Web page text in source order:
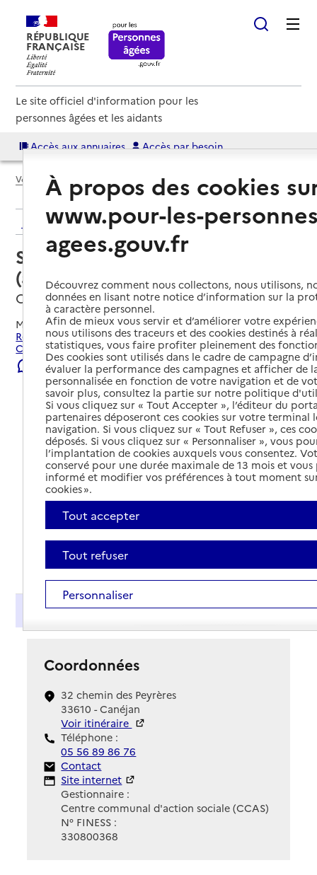
RÉPUBLIQUE
FRANÇAISE
Le site officiel d'information pour les
personnes âgées et les aidants
Accès aux annuaires Accès par besoin
Voir le fil d’Ariane
Retour aux résultats de l'annuaire
Service autonomie à domicile
(aide) – Services du CCAS
Canéjan, GIRONDE
Mis à jour le22/07/2026
Rechercher les établissements et services autour de
Canéjan.
Signaler une erreur
Présentation
Coordonnées
32 chemin des Peyrères
33610 - Canéjan
Voir itinéraire
Téléphone :
05 56 89 86 76
Contact
Contact
Site Internet
Site internet
Gestionnaire :
Centre communal d'action sociale (CCAS)
N° FINESS :
330800368
À propos des cookies
www.pour-les-
agees.gouv.fr
Découvrez comment nous collectons, nous utilisons,
données en lisant notre notice d’information sur la
à caractère personnel.
Afin de mieux vous servir et d’améliorer votre
nous utilisons des traceurs et des cookies destinés à
statistiques, vous faire profiter pleinement des
Des cookies sont utilisés dans le cadre de campagne
évaluer la performance des campagnes et afficher de
personnalisée en fonction de votre navigation et de
savoir plus, consultez la partie sur notre politique
Si vous cliquez sur « Tout Accepter », l’éditeur du
partenaires déposeront ces cookies sur votre terminal
navigation. Si vous cliquez sur « Tout Refuser », ces
déposés. Si vous cliquez sur « Personnaliser », vous
l’implantation de cookies auxquels vous consentez.
conservé pour une durée maximale de 13 mois et
informé et modifier vos préférences à tout moment
cookies ».
Tout accepter
Tout refuser
Personnaliser